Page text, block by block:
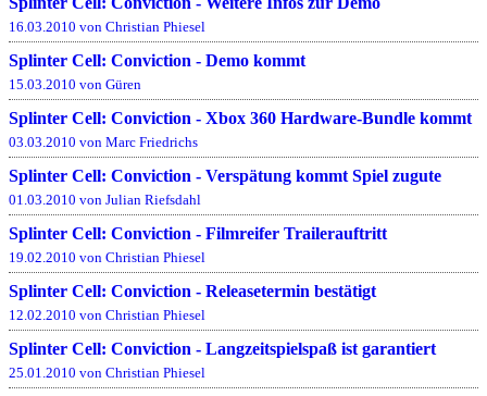
16.03.2010 von Christian Phiesel
Splinter Cell: Conviction - Demo kommt
15.03.2010 von Güren
Splinter Cell: Conviction - Xbox 360 Hardware-Bundle kommt
03.03.2010 von Marc Friedrichs
Splinter Cell: Conviction - Verspätung kommt Spiel zugute
01.03.2010 von Julian Riefsdahl
Splinter Cell: Conviction - Filmreifer Trailerauftritt
19.02.2010 von Christian Phiesel
Splinter Cell: Conviction - Releasetermin bestätigt
12.02.2010 von Christian Phiesel
Splinter Cell: Conviction - Langzeitspielspaß ist garantiert
25.01.2010 von Christian Phiesel